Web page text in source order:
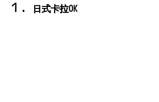
１． 日式卡拉OK